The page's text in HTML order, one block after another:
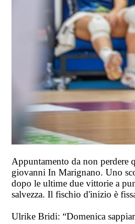
Appuntamento da non perdere
giovanni In Marignano. Uno
dopo le ultime due vittorie a
salvezza. Il fischio d'inizio è
Ulrike Bridi: “Domenica